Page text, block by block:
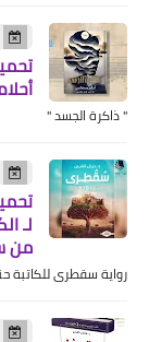
" ذاكرة الجسد "
لـ
من
رواية سقطرى للكاتبة